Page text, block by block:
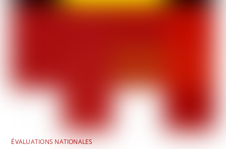
ÉVALUATIONS NATIONALES